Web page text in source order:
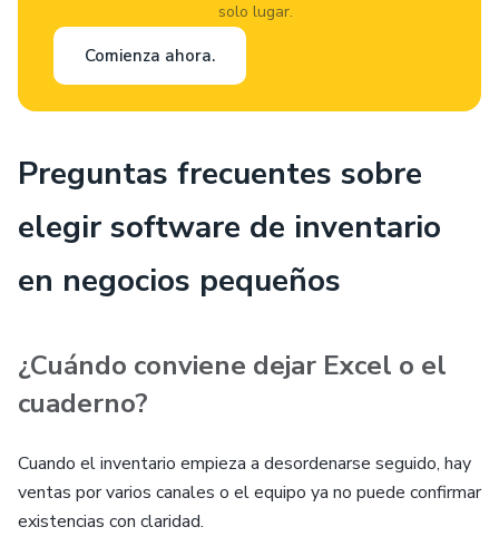
solo lugar.
Comienza ahora.
Preguntas frecuentes sobre
elegir software de inventario
en negocios pequeños
¿Cuándo conviene dejar Excel o el
cuaderno?
Cuando el inventario empieza a desordenarse seguido, hay
ventas por varios canales o el equipo ya no puede confirmar
existencias con claridad.